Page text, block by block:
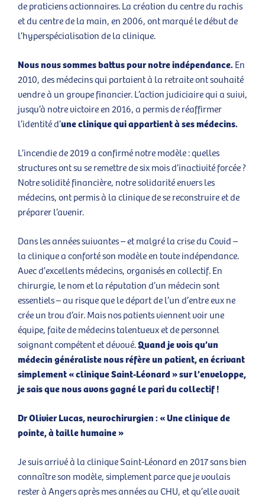
de praticiens actionnaires. La création du centre du rachis
et du centre de la main, en 2006, ont marqué le début de
l’hyperspécialisation de la clinique.
Nous nous sommes battus pour notre indépendance. En
2010, des médecins qui partaient à la retraite ont souhaité
vendre à un groupe financier. L’action judiciaire qui a suivi,
jusqu’à notre victoire en 2016, a permis de réaffirmer
l’identité d’une clinique qui appartient à ses médecins.
L’incendie de 2019 a confirmé notre modèle : quelles
structures ont su se remettre de six mois d’inactivité forcée ?
Notre solidité financière, notre solidarité envers les
médecins, ont permis à la clinique de se reconstruire et de
préparer l’avenir.
Dans les années suivantes – et malgré la crise du Covid –
la clinique a conforté son modèle en toute indépendance.
Avec d’excellents médecins, organisés en collectif. En
chirurgie, le nom et la réputation d’un médecin sont
essentiels – au risque que le départ de l’un d’entre eux ne
crée un trou d’air. Mais nos patients viennent voir une
équipe, faite de médecins talentueux et de personnel
soignant compétent et dévoué.Quand je vois qu’un
médecin généraliste nous réfère un patient, en écrivant
simplement « clinique Saint-Léonard » sur l’enveloppe,
je sais que nous avons gagné le pari du collectif !
Dr Olivier Lucas, neurochirurgien : « Une clinique de
pointe, à taille humaine »
Je suis arrivé à la clinique Saint-Léonard en 2017 sans bien
connaître son modèle, simplement parce que je voulais
rester à Angers après mes années au CHU, et qu’elle avait